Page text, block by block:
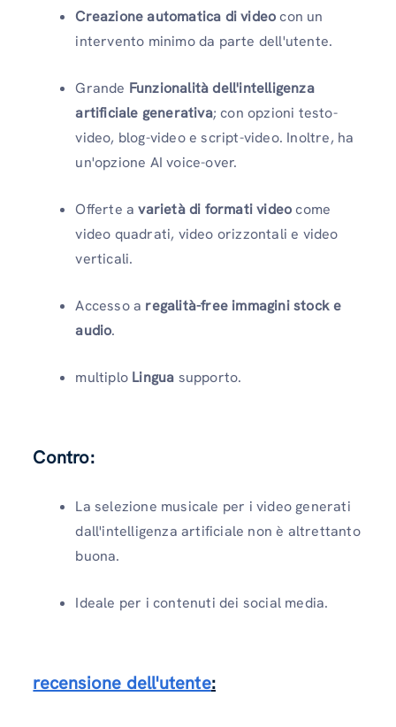
Creazione automatica di videocon un
intervento minimo da parte dell'utente.
Grande Funzionalità dell'intelligenza
artificiale generativa; con opzioni testo-
video, blog-video e script-video. Inoltre, ha
un'opzione AI voice-over.
Offerte avarietà di formati videocome
video quadrati, video orizzontali e video
verticali.
Accesso a regalità-free immagini stock e
audio.
multiplo Lingua supporto.
Contro:
La selezione musicale per i video generati
dall'intelligenza artificiale non è altrettanto
buona.
Ideale per i contenuti dei social media.
recensione dell'utente: